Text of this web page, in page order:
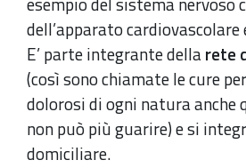
dell’apparato
E’ parte integrante dellarete
(così sono chiamate le cure
dolorosi di ogni natura anche
non può più guarire) e si
domiciliare.